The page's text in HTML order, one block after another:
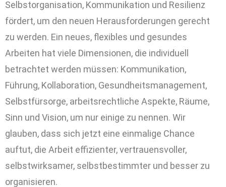
Selbstorganisation, Kommunikation und Resilienz
fördert, um den neuen Herausforderungen gerecht
zu werden. Ein neues, flexibles und gesundes
Arbeiten hat viele Dimensionen, die individuell
betrachtet werden müssen: Kommunikation,
Führung, Kollaboration, Gesundheitsmanagement,
Selbstfürsorge, arbeitsrechtliche Aspekte, Räume,
Sinn und Vision, um nur einige zu nennen. Wir
glauben, dass sich jetzt eine einmalige Chance
auftut, die Arbeit effizienter, vertrauensvoller,
selbstwirksamer, selbstbestimmter und besser zu
organisieren.